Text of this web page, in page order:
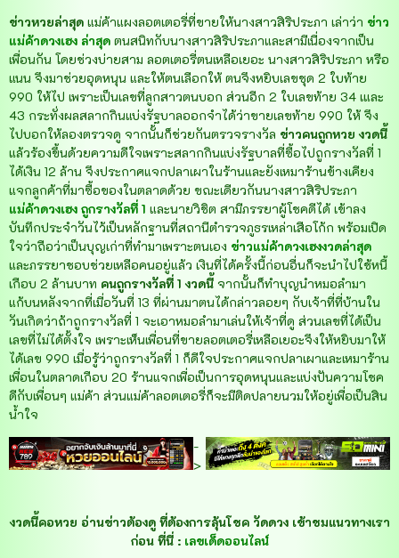
ข่าวหวยล่าสุด แม่ค้าแผงลอตเตอรี่ที่ขายให้นางสาวสิริประภา เล่าว่า ข่าว
แม่ค้าดวงเฮง ล่าสุด ตนสนิทกับนางสาวสิริประภาและสามีเนื่องจากเป็น
เพื่อนกัน โดยช่วงบ่ายสาม ลอตเตอรี่ตนเหลือเยอะ นางสาวสิริประภา หรือ
แนน จึงมาช่วยอุดหนุน และให้ตนเลือกให้ ตนจึงหยิบเลขชุด 2 ใบท้าย
990 ให้ไป เพราะเป็นเลขที่ลูกสาวตนบอก ส่วนอีก 2 ใบเลขท้าย 34 เและ
43 กระทั่งผลสลากกินแบ่งรัฐบาลออกจำได้ว่าขายเลขท้าย 990 ให้ จึง
ไปบอกให้ลองตรวจดู จากนั้นก็ช่วยกันตรวจรางวัล ข่าวคนถูกหวย งวดนี้
แล้วร้องขึ้นด้วยความดีใจเพราะสลากกินแบ่งรัฐบาลที่ซื้อไปถูกรางวัลที่ 1
ได้เงิน 12 ล้าน จึงประกาศแจกปลาเผาในร้านและยังเหมาร้านข้างเคียง
แจกลูกค้าที่มาซื้อของในตลาดด้วย ขณะเดียวกันนางสาวสิริประภา
แม่ค้าดวงเฮง ถูกรางวัลที่ 1 และนายวิชิต สามีภรรยาผู้โชคดีได้ เข้าลง
บันทึกประจำวันไว้เป็นหลักฐานที่สถานีตำรวจภูธรเหล่าเสือโก้ก พร้อมเปิด
ใจว่าถือว่าเป็นบุญเก่าที่ทำมาเพราะตนเอง ข่าวแม่ค้าดวงเฮงงวดล่าสุด
และภรรยาชอบช่วยเหลือคนอยู่แล้ว เงินที่ได้ครั้งนี้ก่อนอื่นก็จะนำไปใช้หนี้
เกือบ 2 ล้านบาท คนถูกรางวัลที่ 1 งวดนี้ จากนั้นก็ทำบุญนำหมอลำมา
แก้บนหลังจากที่เมื่อวันที่ 13 ที่ผ่านมาตนได้กล่าวลอยๆ กับเจ้าที่ที่บ้านใน
วันเกิดว่าถ้าถูกรางวัลที่ 1 จะเอาหมอลำมาเล่นให้เจ้าที่ดู ส่วนเลขที่ได้เป็น
เลขที่ไม่ได้ตั้งใจ เพราะเห็นเพื่อนที่ขายลอตเตอรี่เหลือเยอะจึงให้หยิบมาให้
ได้เลข 990 เมื่อรู้ว่าถูกรางวัลที่ 1 ก็ดีใจประกาศแจกปลาเผาและเหมาร้าน
เพื่อนในตลาดเกือบ 20 ร้านแจกเพื่อเป็นการอุดหนุนและแบ่งปันความโชค
ดีกับเพื่อนๆ แม่ค้า ส่วนแม่ค้าลอตเตอรี่ก็จะมีติดปลายนวมให้อยู่เพื่อเป็นสิน
น้ำใจ
-
>
งวดนี้คอหวย อ่านข่าวต้องดู ที่ต้องการลุ้นโชค วัดดวง เข้าชมแนวทางเรา
ก่อน ที่นี่ : เลขเด็ดออนไลน์